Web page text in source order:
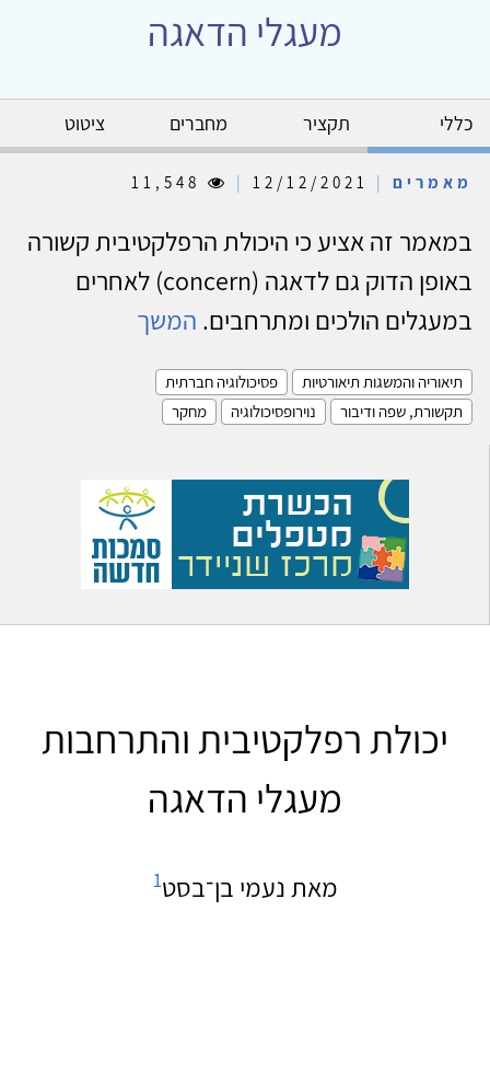
מעגלי הדאגה
כללי תקציר מחברים ציטוט
מאמרים |
|
במאמר זה אציע כי היכולת הרפלקטיבית קשורה
באופן הדוק גם לדאגה (concern) לאחרים
במעגלים הולכים ומתרחבים. המשך
תיאוריה והמשגות תיאורטיות
פסיכולוגיה חברתית
תקשורת, שפה ודיבור
נוירופסיכולוגיה מחקר
יכולת רפלקטיבית והתרחבות
מעגלי הדאגה
מאת נעמי בן־בסט1